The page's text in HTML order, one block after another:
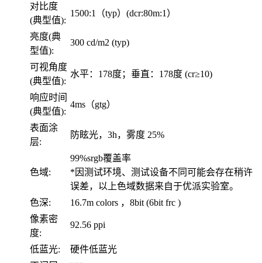
对比度
(典型值):
1500:1（typ）(dcr:80m:1）
亮度(典
型值):
300 cd/m2 (typ)
可视角度
(典型值):
水平：178度；垂直：178度 (cr≥10)
响应时间
(典型值):
4ms（gtg）
表面涂
层:
防眩光，3h，雾度 25%
色域:
99%srgb覆盖率
*因测试环境、测试设备不同可能会存在稍许
误差，以上色域数据来自于优派实验室。
色深:
16.7m colors ，8bit (6bit frc )
像素密
度:
92.56 ppi
低蓝光:
硬件低蓝光